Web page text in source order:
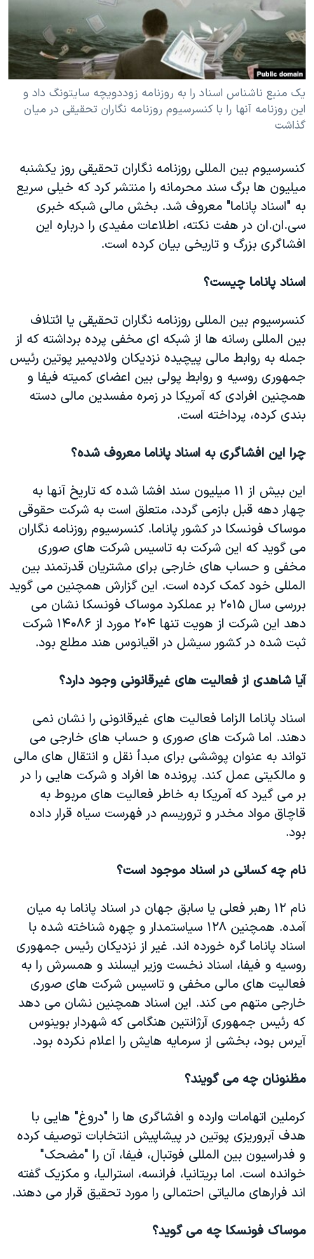
فرهنگ و زندگی
حقوق شهروندی
اقتصادی
علم و فناوری
اسرائیل در جنگ
آرشیو پخش زنده
مستندها
انتخابات ریاست جمهوری آمریکا ۲۰۲۴
حمله جمهوری اسلامی به اسرائیل
رمز مهسا
ورزش زنان در ایران
مجموعه مستندهای دادخواهی
تریبونال مردمی آبان ۹۸
دادگاه حمید نوری
چهل سال گروگان‌گیری
اعتراضات مردمی آبان ۹۸
اسرائیل در جنگ
نرگس محمدی برنده جایزه نوبل صلح
همایش محافظه‌کاران آمریکا «سی‌پک»
صفحه‌های ویژه
سفر پرزیدنت ترامپ به چین
دنبال کنید
زبانهای مختلف
یک منبع ناشناس اسناد را به روزنامه زوددویچه سایتونگ داد و
این روزنامه آنها را با کنسرسیوم روزنامه نگاران تحقیقی در میان
گذاشت
کنسرسیوم بین المللی روزنامه نگاران تحقیقی روز یکشنبه
میلیون ها برگ سند محرمانه را منتشر کرد که خیلی سریع
به "اسناد پاناما" معروف شد. بخش مالی شبکه خبری
سی.ان.ان در هفت نکته، اطلاعات مفیدی را درباره این
افشاگری بزرگ و تاریخی بیان کرده است.
اسناد پاناما چیست؟
کنسرسیوم بین المللی روزنامه نگاران تحقیقی یا ائتلاف
بین المللی رسانه ها از شبکه ای مخفی پرده برداشته که از
جمله به روابط مالی پیچیده نزدیکان ولادیمیر پوتین رئیس
جمهوری روسیه و روابط پولی بین اعضای کمیته فیفا و
همچنین افرادی که آمریکا در زمره مفسدین مالی دسته
بندی کرده، پرداخته است.
چرا این افشاگری به اسناد پاناما معروف شده؟
این بیش از ۱۱ میلیون سند افشا شده که تاریخ آنها به
چهار دهه قبل بازمی گردد، متعلق است به شرکت حقوقی
موساک فونسکا در کشور پاناما. کنسرسیوم روزنامه نگاران
می گوید که این شرکت به تاسیس شرکت های صوری
مخفی و حساب های خارجی برای مشتریان قدرتمند بین
المللی خود کمک کرده است. این گزارش همچنین می گوید
بررسی سال ۲۰۱۵ بر عملکرد موساک فونسکا نشان می
دهد این شرکت از هویت تنها ۲۰۴ مورد از ۱۴۰۸۶ شرکت
ثبت شده در کشور سیشل در اقیانوس هند مطلع بود.
آیا شاهدی از فعالیت های غیرقانونی وجود دارد؟
اسناد پاناما الزاما فعالیت های غیرقانونی را نشان نمی
دهند. اما شرکت های صوری و حساب های خارجی می
تواند به عنوان پوششی برای مبدأ نقل و انتقال های مالی
و مالکیتی عمل کند. پرونده ها افراد و شرکت هایی را در
بر می گیرد که آمریکا به خاطر فعالیت های مربوط به
قاچاق مواد مخدر و تروریسم در فهرست سیاه قرار داده
بود.
نام چه کسانی در اسناد موجود است؟
نام ۱۲ رهبر فعلی یا سابق جهان در اسناد پاناما به میان
آمده. همچنین ۱۲۸ سیاستمدار و چهره شناخته شده با
اسناد پاناما گره خورده اند. غیر از نزدیکان رئیس جمهوری
روسیه و فیفا، اسناد نخست وزیر ایسلند و همسرش را به
فعالیت های مالی مخفی و تاسیس شرکت های صوری
خارجی متهم می کند. این اسناد همچنین نشان می دهد
که رئیس جمهوری آرژانتین هنگامی که شهردار بوینوس
آیرس بود، بخشی از سرمایه هایش را اعلام نکرده بود.
مظنونان چه می گویند؟
کرملین اتهامات وارده و افشاگری ها را "دروغ" هایی با
هدف آبروریزی پوتین در پیشاپیش انتخابات توصیف کرده
و فدراسیون بین المللی فوتبال، فیفا، آن را "مضحک"
خوانده است. اما بریتانیا، فرانسه، استرالیا، و مکزیک گفته
اند فرارهای مالیاتی احتمالی را مورد تحقیق قرار می دهند.
موساک فونسکا چه می گوید؟